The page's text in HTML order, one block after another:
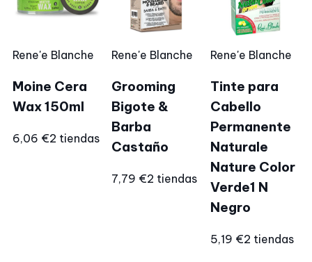
Rene'e Blanche
Moine Cera
Wax 150ml
6,06 €2 tiendas
Rene'e Blanche
Grooming
Bigote &
Barba
Castaño
7,79 €2 tiendas
Rene'e Blanche
Tinte para
Cabello
Permanente
Naturale
Nature Color
Verde1 N
Negro
5,19 €2 tiendas